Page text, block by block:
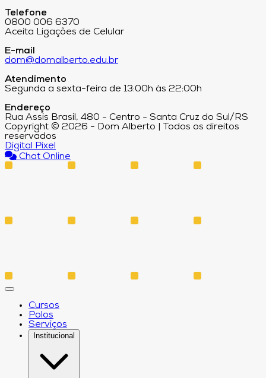
Telefone
0800 006 6370
Aceita Ligações de Celular
E-mail
dom@domalberto.edu.br
Atendimento
Segunda a sexta-feira de 13:00h às 22:00h
Endereço
Rua Assis Brasil, 480 - Centro - Santa Cruz do Sul/RS
Copyright © 2026 - Dom Alberto | Todos os direitos
reservados
Digital Pixel
Chat Online
Cursos
Polos
Serviços
Institucional